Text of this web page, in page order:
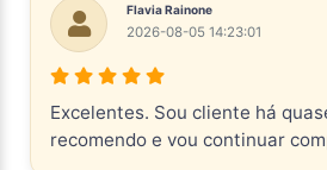
Flavia Rainone
2026-08-05 14:23:01
Excelentes. Sou cliente há
recomendo e vou continuar